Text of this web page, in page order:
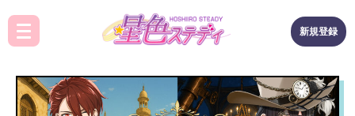
新規登録